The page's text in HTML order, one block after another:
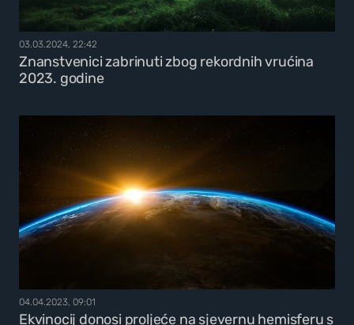
03.03.2024, 22:42
Znanstvenici zabrinuti zbog rekordnih vrućina
2023. godine
04.04.2023, 09:01
Ekvinocij donosi proljeće na sjevernu hemisferu s